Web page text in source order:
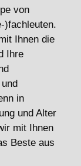
von
)fachleuten.
Ihnen die
Ihre
in
und Alter
mit Ihnen
Beste aus